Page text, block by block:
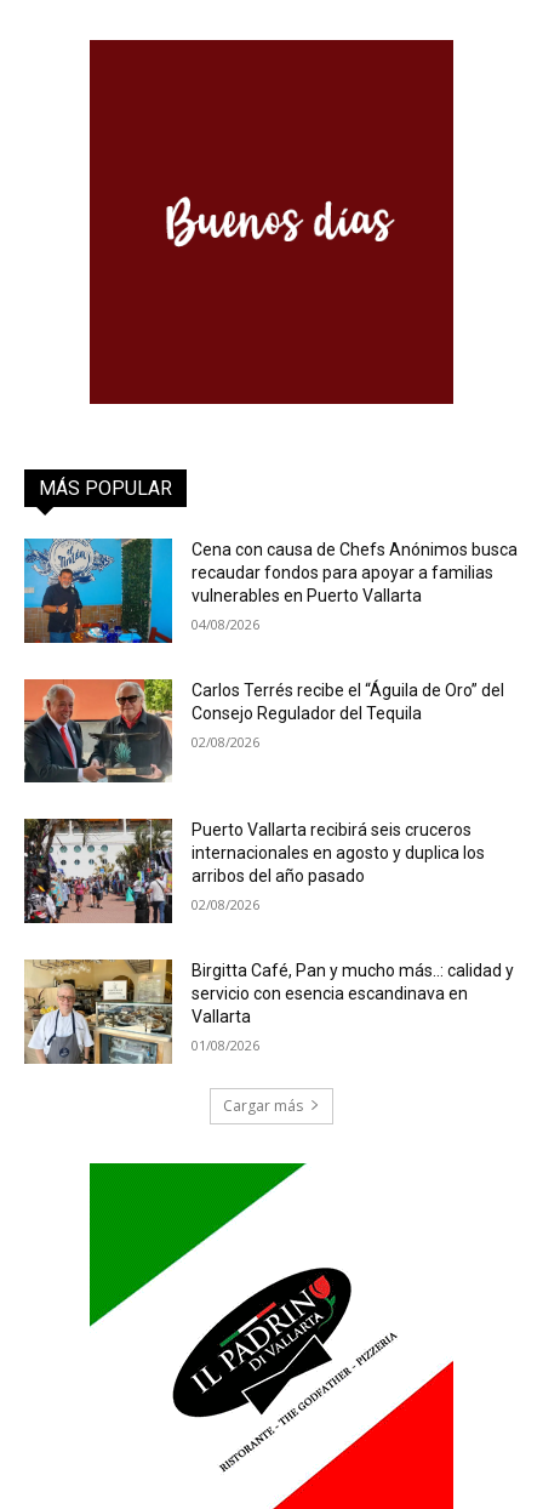
MÁS POPULAR
Cena con causa de Chefs Anónimos busca
recaudar fondos para apoyar a familias
vulnerables en Puerto Vallarta
04/08/2026
Carlos Terrés recibe el “Águila de Oro” del
Consejo Regulador del Tequila
02/08/2026
Puerto Vallarta recibirá seis cruceros
internacionales en agosto y duplica los
arribos del año pasado
02/08/2026
Birgitta Café, Pan y mucho más..: calidad y
servicio con esencia escandinava en
Vallarta
01/08/2026
Cargar más